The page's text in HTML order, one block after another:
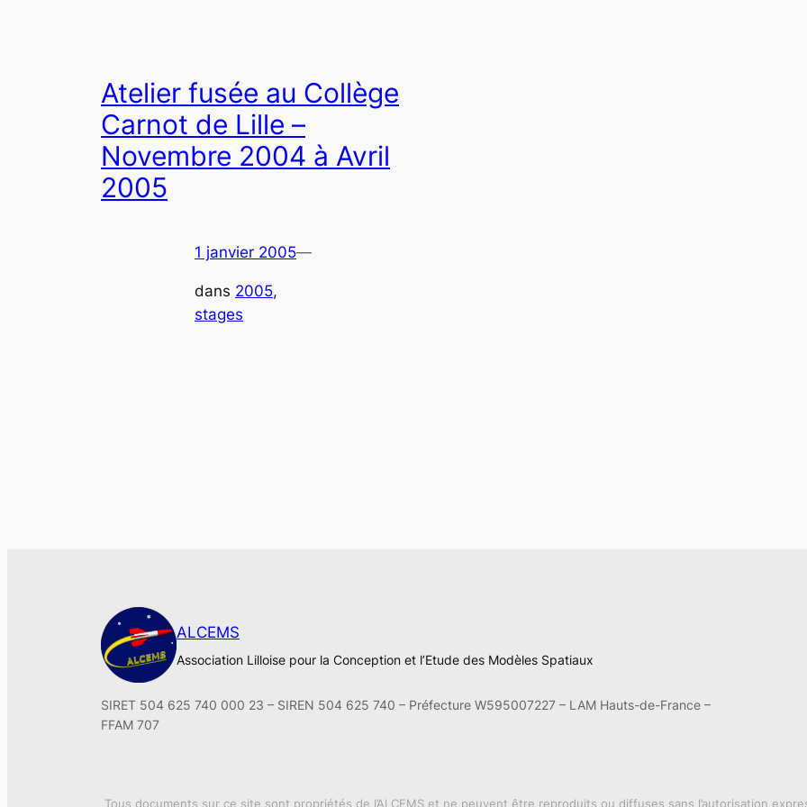
Atelier fusée au Collège
Carnot de Lille –
Novembre 2004 à Avril
2005
1 janvier 2005—
dans 2005
stages
ALCEMS
Association Lilloise pour la Conception et l’Etude des Modèles Spatiaux
SIRET 504 625 740 000 23 – SIREN 504 625 740 – Préfecture W595007227 – LAM Hauts-de-France –
FFAM 707
Tous documents sur ce site sont propriétés de l’ALCEMS et ne peuvent être reproduits ou diffuses sans l’autorisation